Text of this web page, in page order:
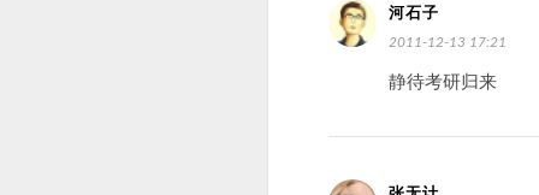
河石子
2011-12-13 17:21
静待考研归来